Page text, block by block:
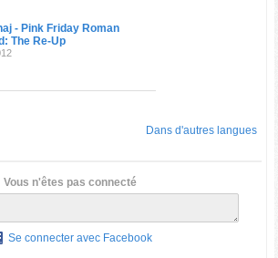
- Pink Friday Roman
The Re-Up
Dans d'autres langues
Vous n'êtes pas connecté
Se connecter avec Facebook